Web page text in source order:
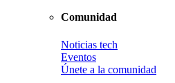
Comunidad
Noticias tech
Eventos
Únete a la comunidad